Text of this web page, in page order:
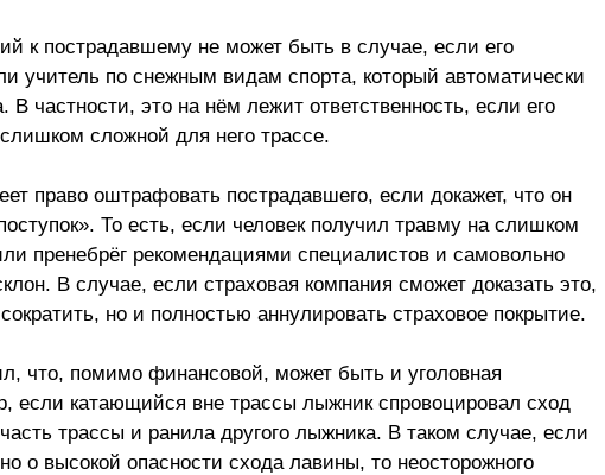
к пострадавшему не может быть в случае, если его
учитель по снежным видам спорта, который автоматически
В частности, это на нём лежит ответственность, если его
сложной для него трассе.
право оштрафовать пострадавшего, если докажет, что он
То есть, если человек получил травму на слишком
пренебрёг рекомендациями специалистов и самовольно
В случае, если страховая компания сможет доказать это,
но и полностью аннулировать страховое покрытие.
что, помимо финансовой, может быть и уголовная
если катающийся вне трассы лыжник спровоцировал сход
трассы и ранила другого лыжника. В таком случае, если
о высокой опасности схода лавины, то неосторожного